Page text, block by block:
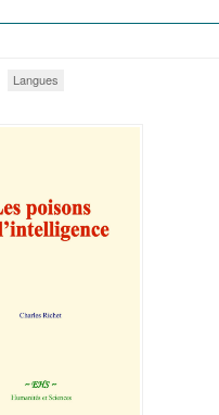
Langues